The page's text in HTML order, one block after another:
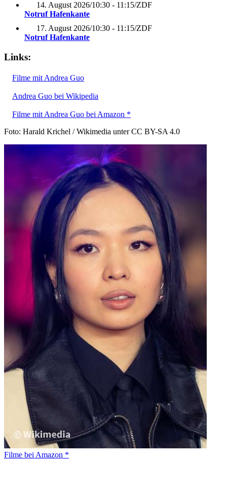
14. August 2026/10:30 - 11:15/ZDF
Notruf Hafenkante
17. August 2026/10:30 - 11:15/ZDF
Notruf Hafenkante
Links:
Filme mit Andrea Guo
Andrea Guo bei Wikipedia
Filme mit Andrea Guo bei Amazon *
Foto: Harald Krichel / Wikimedia unter CC BY-SA 4.0
Filme bei Amazon *